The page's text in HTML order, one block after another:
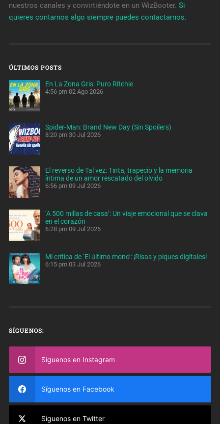
nuestros canales y convirtiéndote en un WizBooter. Si
quieres contarnos algo siempre puedes contactarnos.
ÚLTIMOS POSTS
En La Zona Gris: Puro Ritchie
4:56 pm 02 Ago 2026
Spider-Man: Brand New Day (Sin Spoilers)
8:20 pm 30 Jul 2026
El reverso de Tal vez: Tinta, trapecio y la memoria
íntima de un amor rescatado del olvido
6:56 pm 09 Jul 2026
‘A 500 millas de casa’: Un viaje emocional que se clava
en el corazón
6:28 pm 09 Jul 2026
Mi crítica de ‘El último mono’: ¡Risas y piques digitales!
6:15 pm 03 Jul 2026
SÍGUENOS:
Síguenos en Instagram
Síguenos en Facebook
Síguenos en Twitter